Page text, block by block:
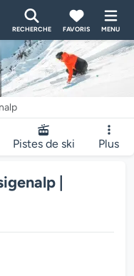
RECHERCHE FAVORIS MENU
Pistes de ski Plus
|